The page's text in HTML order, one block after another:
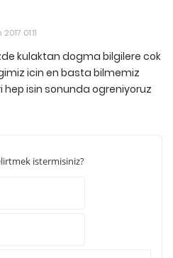
01:11
kulaktan dogma bilgilere cok
icin en basta bilmemiz
hep isin sonunda ogreniyoruz
istermisiniz?